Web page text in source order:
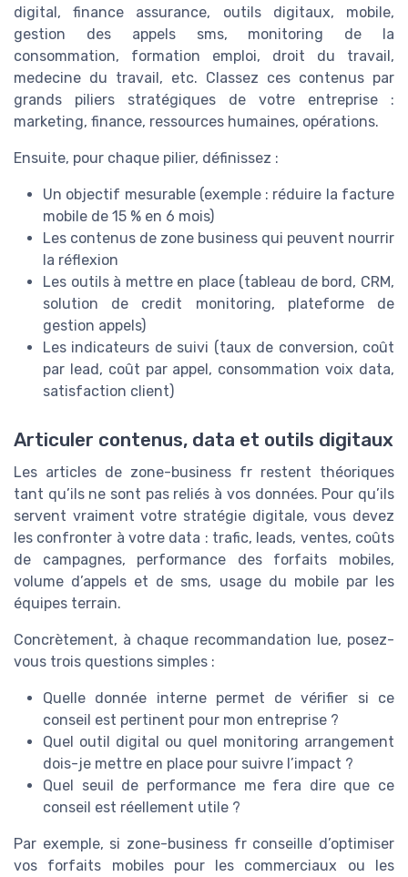
digital, finance assurance, outils digitaux, mobile,
gestion des appels sms, monitoring de la
consommation, formation emploi, droit du travail,
medecine du travail, etc. Classez ces contenus par
grands piliers stratégiques de votre entreprise :
marketing, finance, ressources humaines, opérations.
Ensuite, pour chaque pilier, définissez :
Un objectif mesurable (exemple : réduire la facture
mobile de 15 % en 6 mois)
Les contenus de zone business qui peuvent nourrir
la réflexion
Les outils à mettre en place (tableau de bord, CRM,
solution de credit monitoring, plateforme de
gestion appels)
Les indicateurs de suivi (taux de conversion, coût
par lead, coût par appel, consommation voix data,
satisfaction client)
Articuler contenus, data et outils digitaux
Les articles de zone-business fr restent théoriques
tant qu’ils ne sont pas reliés à vos données. Pour qu’ils
servent vraiment votre stratégie digitale, vous devez
les confronter à votre data : trafic, leads, ventes, coûts
de campagnes, performance des forfaits mobiles,
volume d’appels et de sms, usage du mobile par les
équipes terrain.
Concrètement, à chaque recommandation lue, posez-
vous trois questions simples :
Quelle donnée interne permet de vérifier si ce
conseil est pertinent pour mon entreprise ?
Quel outil digital ou quel monitoring arrangement
dois-je mettre en place pour suivre l’impact ?
Quel seuil de performance me fera dire que ce
conseil est réellement utile ?
Par exemple, si zone-business fr conseille d’optimiser
vos forfaits mobiles pour les commerciaux ou les